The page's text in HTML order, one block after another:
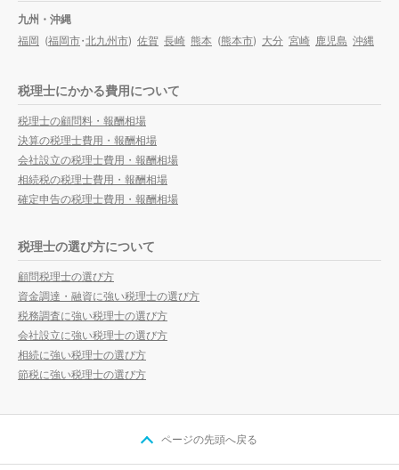
九州・沖縄
福岡 (福岡市・北九州市) 佐賀 長崎 熊本 (熊本市) 大分 宮崎 鹿児島 沖縄
税理士にかかる費用について
税理士の顧問料・報酬相場
決算の税理士費用・報酬相場
会社設立の税理士費用・報酬相場
相続税の税理士費用・報酬相場
確定申告の税理士費用・報酬相場
税理士の選び方について
顧問税理士の選び方
資金調達・融資に強い税理士の選び方
税務調査に強い税理士の選び方
会社設立に強い税理士の選び方
相続に強い税理士の選び方
節税に強い税理士の選び方
ページの先頭へ戻る